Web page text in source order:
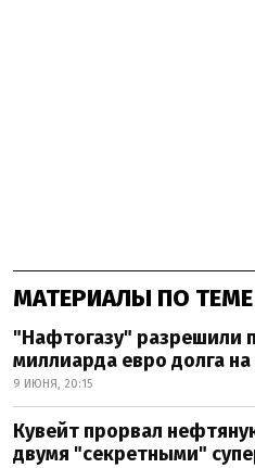
МАТЕРИАЛЫ ПО ТЕМЕ
"Нафтогазу" разрешили
миллиарда евро долга
9 ИЮНЯ, 20:15
Кувейт прорвал
двумя "секретными"